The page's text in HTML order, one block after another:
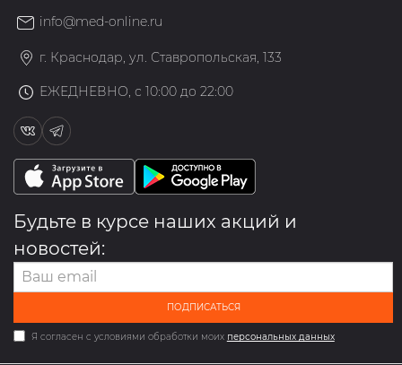
info@med-online.ru
г. Краснодар, ул. Ставропольская, 133
ЕЖЕДНЕВНО, с 10:00 до 22:00
Будьте в курсе наших акций и
новостей:
ПОДПИСАТЬСЯ
Я согласен с условиями обработки моих персональных данных